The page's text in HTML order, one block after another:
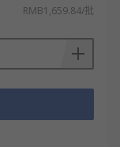
RMB1,659.84/批